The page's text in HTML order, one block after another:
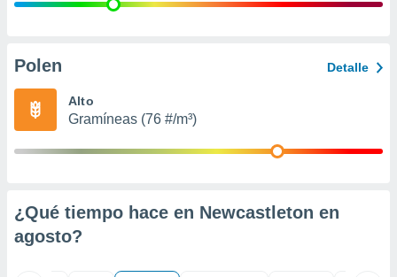
e
publicidad
Polen Detalle
Alto
Gramíneas (76 #/m³)
¿Qué tiempo hace en Newcastleton en
agosto?